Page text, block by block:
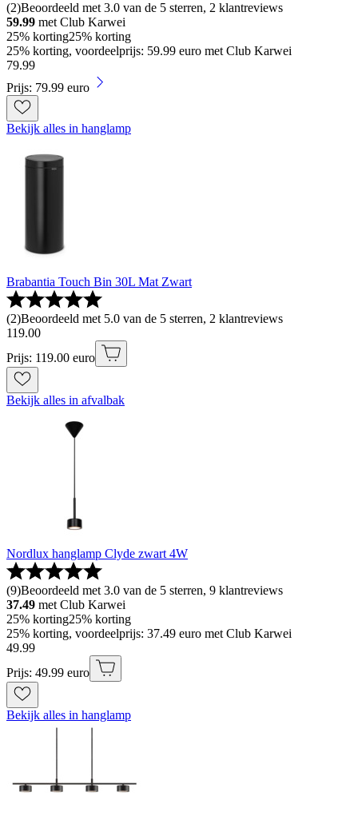
(2)Beoordeeld met 3.0 van de 5 sterren, 2 klantreviews
59.99 met Club Karwei
25% korting25% korting
25% korting, voordeelprijs: 59.99 euro met Club Karwei
79.99
Prijs: 79.99 euro
Bekijk alles in hanglamp
Brabantia Touch Bin 30L Mat Zwart
(2)Beoordeeld met 5.0 van de 5 sterren, 2 klantreviews
119.00
Prijs: 119.00 euro
Bekijk alles in afvalbak
Nordlux hanglamp Clyde zwart 4W
(9)Beoordeeld met 3.0 van de 5 sterren, 9 klantreviews
37.49 met Club Karwei
25% korting25% korting
25% korting, voordeelprijs: 37.49 euro met Club Karwei
49.99
Prijs: 49.99 euro
Bekijk alles in hanglamp